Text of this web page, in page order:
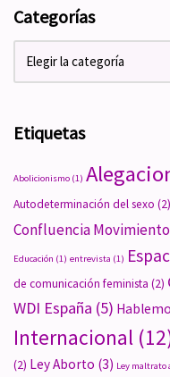
Categorías
Etiquetas
Abolicionismo (1)
Autodeterminación del sexo (2)
Confluencia
Educación (1) entrevista (1)
de comunicación feminista (2)
WDI España (5)
Internacional
(2) Ley Aborto (3) Ley maltrato